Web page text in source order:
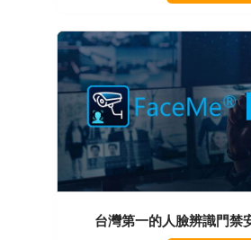
台灣第一的人臉辨識門禁